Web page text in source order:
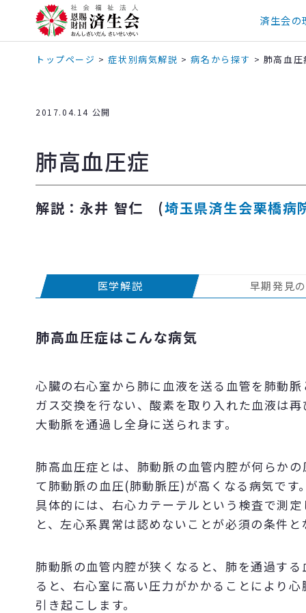
済生会の
トップページ >症状別病気解説 >病名から探す > 肺高血圧
2017.04.14 公開
肺高血圧症
解説：永井 智仁 (埼玉県済生会栗橋病
医学解説 早期発見
肺高血圧症はこんな病気
心臓の右心室から肺に血液を送る血管を肺動
ガス交換を行ない、酸素を取り入れた血液は
大動脈を通過し全身に送られます。
肺高血圧症とは、肺動脈の血管内腔が何らか
て肺動脈の血圧(肺動脈圧)が高くなる病気です
具体的には、右心カテーテルという検査で測
と、左心系異常は認めないことが必須の条件と
肺動脈の血管内腔が狭くなると、肺を通過す
ると、右心室に高い圧力がかかることにより
引き起こします。